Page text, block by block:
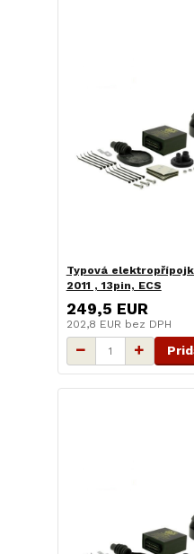
Typová
2011 , 13pin, ECS
249,5 EUR
202,8 EUR bez DPH